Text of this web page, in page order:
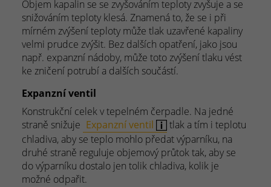
Objem kapalin se se zvyšováním teploty zvyšuje a se
snižováním teploty klesá. Znamená to, že se i při
mírném zvýšení teploty může tlak uzavřené kapaliny
velmi prudce zvýšit. Bez dalších opatření, jako jsou
např. expanzní nádoby, může toto zvýšení tlaku vést
ke zničení potrubí a dalších součástí.
Expanzní ventil
Konstrukční celek v tepelném čerpadle. Na jedné
straně snižuje Expanzní ventil
tlak a tím i teplotu
chladiva, aby se teplo mohlo předat výparníku, na
druhé straně reguluje objemový průtok tak, aby se
do výparníku dostalo jen tolik chladiva, kolik je
možné odpařit.